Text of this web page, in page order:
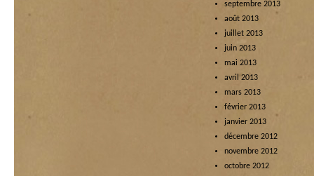
septembre 2013
août 2013
juillet 2013
juin 2013
mai 2013
avril 2013
mars 2013
février 2013
janvier 2013
décembre 2012
novembre 2012
octobre 2012